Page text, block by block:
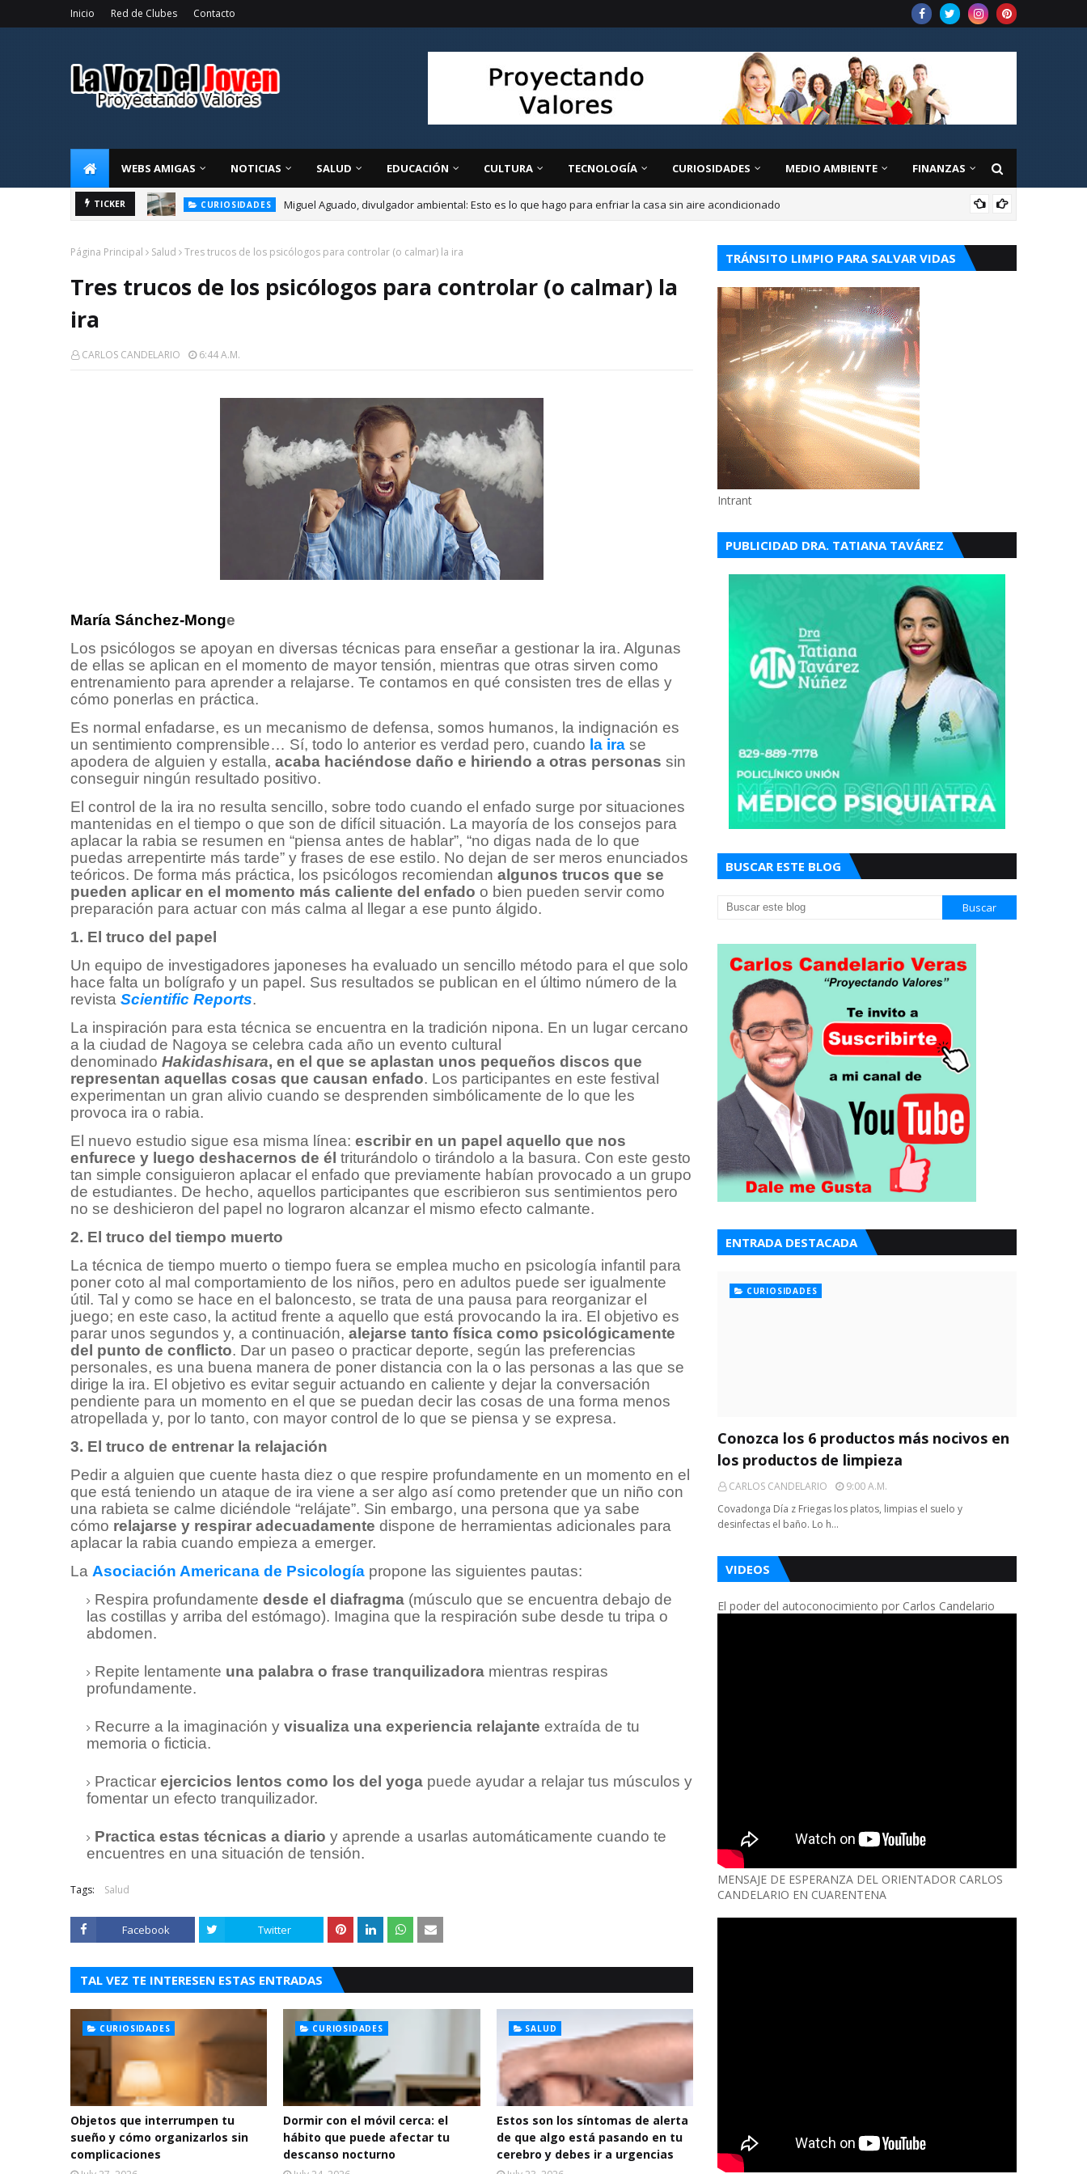
Inicio Red de Clubes Contacto
WEBS AMIGAS NOTICIAS SALUD EDUCACIÓN CULTURA TECNOLOGÍA CURIOSIDADES MEDIO AMBIENTE FINANZAS
TICKER CURIOSIDADES Miguel Aguado, divulgador ambiental: Esto es lo que hago para enfriar la casa sin aire acondicionado
Página Principal Salud Tres trucos de los psicólogos para controlar (o calmar) la ira
Tres trucos de los psicólogos para controlar (o calmar) la
ira
CARLOS CANDELARIO 6:44 A.m.
María Sánchez-Monge
Los psicólogos se apoyan en diversas técnicas para enseñar a gestionar la ira. Algunas
de ellas se aplican en el momento de mayor tensión, mientras que otras sirven como
entrenamiento para aprender a relajarse. Te contamos en qué consisten tres de ellas y
cómo ponerlas en práctica.
Es normal enfadarse, es un mecanismo de defensa, somos humanos, la indignación es
un sentimiento comprensible… Sí, todo lo anterior es verdad pero, cuando la ira se
apodera de alguien y estalla, acaba haciéndose daño e hiriendo a otras personas sin
conseguir ningún resultado positivo.
El control de la ira no resulta sencillo, sobre todo cuando el enfado surge por situaciones
mantenidas en el tiempo o que son de difícil situación. La mayoría de los consejos para
aplacar la rabia se resumen en “piensa antes de hablar”, “no digas nada de lo que
puedas arrepentirte más tarde” y frases de ese estilo. No dejan de ser meros enunciados
teóricos. De forma más práctica, los psicólogos recomiendan algunos trucos que se
pueden aplicar en el momento más caliente del enfado o bien pueden servir como
preparación para actuar con más calma al llegar a ese punto álgido.
1. El truco del papel
Un equipo de investigadores japoneses ha evaluado un sencillo método para el que solo
hace falta un bolígrafo y un papel. Sus resultados se publican en el último número de la
revista Scientific Reports.
La inspiración para esta técnica se encuentra en la tradición nipona. En un lugar cercano
a la ciudad de Nagoya se celebra cada año un evento cultural
denominado Hakidashisara, en el que se aplastan unos pequeños discos que
representan aquellas cosas que causan enfado. Los participantes en este festival
experimentan un gran alivio cuando se desprenden simbólicamente de lo que les
provoca ira o rabia.
El nuevo estudio sigue esa misma línea: escribir en un papel aquello que nos
enfurece y luego deshacernos de él triturándolo o tirándolo a la basura. Con este gesto
tan simple consiguieron aplacar el enfado que previamente habían provocado a un grupo
de estudiantes. De hecho, aquellos participantes que escribieron sus sentimientos pero
no se deshicieron del papel no lograron alcanzar el mismo efecto calmante.
2. El truco del tiempo muerto
La técnica de tiempo muerto o tiempo fuera se emplea mucho en psicología infantil para
poner coto al mal comportamiento de los niños, pero en adultos puede ser igualmente
útil. Tal y como se hace en el baloncesto, se trata de una pausa para reorganizar el
juego; en este caso, la actitud frente a aquello que está provocando la ira. El objetivo es
parar unos segundos y, a continuación, alejarse tanto física como psicológicamente
del punto de conflicto. Dar un paseo o practicar deporte, según las preferencias
personales, es una buena manera de poner distancia con la o las personas a las que se
dirige la ira. El objetivo es evitar seguir actuando en caliente y dejar la conversación
pendiente para un momento en el que se puedan decir las cosas de una forma menos
atropellada y, por lo tanto, con mayor control de lo que se piensa y se expresa.
3. El truco de entrenar la relajación
Pedir a alguien que cuente hasta diez o que respire profundamente en un momento en el
que está teniendo un ataque de ira viene a ser algo así como pretender que un niño con
una rabieta se calme diciéndole “relájate”. Sin embargo, una persona que ya sabe
cómo relajarse y respirar adecuadamente dispone de herramientas adicionales para
aplacar la rabia cuando empieza a emerger.
La Asociación Americana de Psicología propone las siguientes pautas:
Respira profundamente desde el diafragma (músculo que se encuentra debajo de
las costillas y arriba del estómago). Imagina que la respiración sube desde tu tripa o
abdomen.
Repite lentamente una palabra o frase tranquilizadora mientras respiras
profundamente.
Recurre a la imaginación y visualiza una experiencia relajante extraída de tu
memoria o ficticia.
Practicar ejercicios lentos como los del yoga puede ayudar a relajar tus músculos y
fomentar un efecto tranquilizador.
Practica estas técnicas a diario y aprende a usarlas automáticamente cuando te
encuentres en una situación de tensión.
Tags: Salud
Facebook Twitter
TAL VEZ TE INTERESEN ESTAS ENTRADAS
CURIOSIDADES
Objetos que interrumpen tu
sueño y cómo organizarlos sin
complicaciones
CURIOSIDADES
Dormir con el móvil cerca: el
hábito que puede afectar tu
descanso nocturno
SALUD
Estos son los síntomas de alerta
de que algo está pasando en tu
cerebro y debes ir a urgencias
TRÁNSITO LIMPIO PARA SALVAR VIDAS
Intrant
PUBLICIDAD DRA. TATIANA TAVÁREZ
BUSCAR ESTE BLOG
ENTRADA DESTACADA
CURIOSIDADES
Conozca los 6 productos más nocivos en
los productos de limpieza
CARLOS CANDELARIO
9:00 A.m.
Covadonga Día z Friegas los platos, limpias el suelo y
desinfectas el baño. Lo h…
VIDEOS
El poder del autoconocimiento por Carlos Candelario
MENSAJE DE ESPERANZA DEL ORIENTADOR CARLOS
CANDELARIO EN CUARENTENA